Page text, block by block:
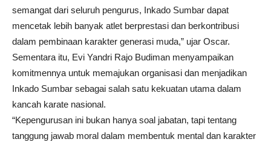
semangat dari seluruh pengurus, Inkado Sumbar dapat
mencetak lebih banyak atlet berprestasi dan berkontribusi
dalam pembinaan karakter generasi muda,” ujar Oscar.
Sementara itu, Evi Yandri Rajo Budiman menyampaikan
komitmennya untuk memajukan organisasi dan menjadikan
Inkado Sumbar sebagai salah satu kekuatan utama dalam
kancah karate nasional.
“Kepengurusan ini bukan hanya soal jabatan, tapi tentang
tanggung jawab moral dalam membentuk mental dan karakter